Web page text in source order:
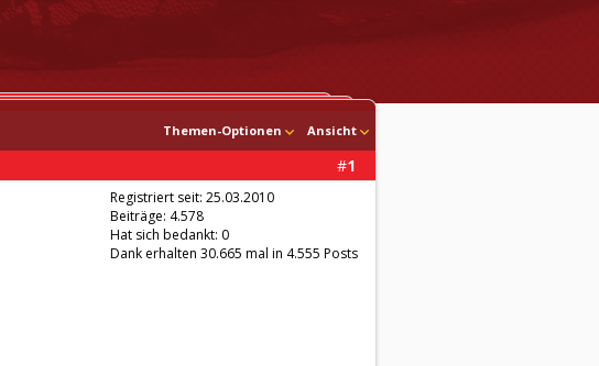
Themen-Optionen Ansicht
#1
Registriert seit: 25.03.2010
Beiträge: 4.578
Hat sich bedankt: 0
Dank erhalten 30.665 mal in 4.555 Posts